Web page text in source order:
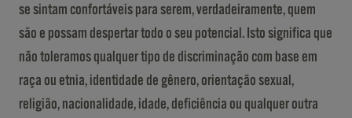
se sintam confortáveis para serem, verdadeiramente, quem
são e possam despertar todo o seu potencial. Isto significa que
não toleramos qualquer tipo de discriminação com base em
raça ou etnia, identidade de gênero, orientação sexual,
religião, nacionalidade, idade, deficiência ou qualquer outra